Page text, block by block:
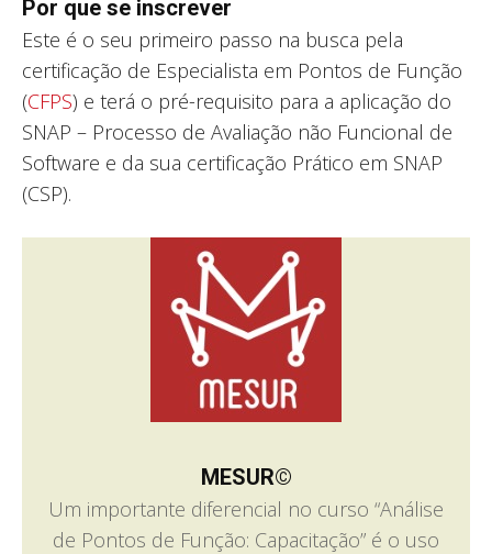
Por que se inscrever
Este é o seu primeiro passo na busca pela
certificação de Especialista em Pontos de Função
(CFPS) e terá o pré-requisito para a aplicação do
SNAP – Processo de Avaliação não Funcional de
Software e da sua certificação Prático em SNAP
(CSP).
MESUR©
Um importante diferencial no curso “Análise
de Pontos de Função: Capacitação” é o uso